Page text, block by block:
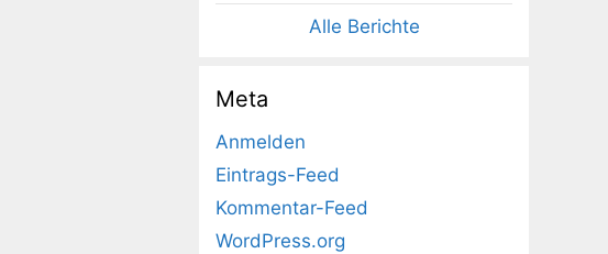
Alle Berichte
Meta
Anmelden
Eintrags-Feed
Kommentar-Feed
WordPress.org